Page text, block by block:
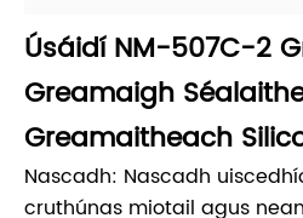
Úsáidí NM-507C-2
Greamaigh
Greamaitheach
Nascadh: Nascadh
cruthúnas miotail agus